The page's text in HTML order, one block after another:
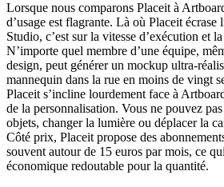
Lorsque nous comparons Placeit à
d’usage est flagrante. Là où Placeit
Studio, c’est sur la vitesse d’exécution et
N’importe quel membre d’une équipe,
design, peut générer un mockup ultra-
mannequin dans la rue en moins de vingt
Placeit s’incline lourdement face à
de la personnalisation. Vous ne pouvez
objets, changer la lumière ou déplacer la
Côté prix, Placeit propose des
souvent autour de 15 euros par mois, ce
économique redoutable pour la quantité.